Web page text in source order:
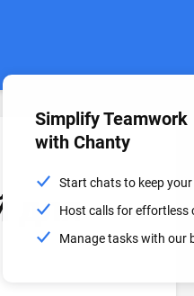
Simplify Teamwork
with Chanty
Start chats to keep
Host calls for effortless
Manage tasks with our
для